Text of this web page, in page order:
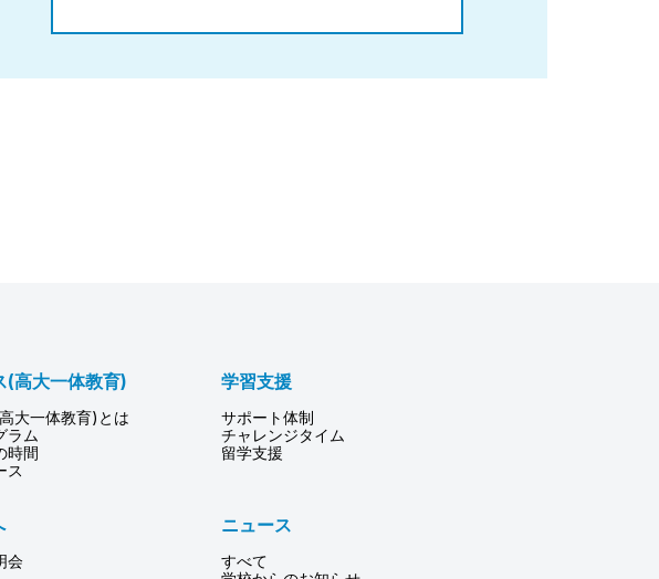
(高大一体教育)
大一体教育)とは
ラム
時間
ス
学習支援
サポート体制
チャレンジタイム
留学支援
会
ニュース
すべて